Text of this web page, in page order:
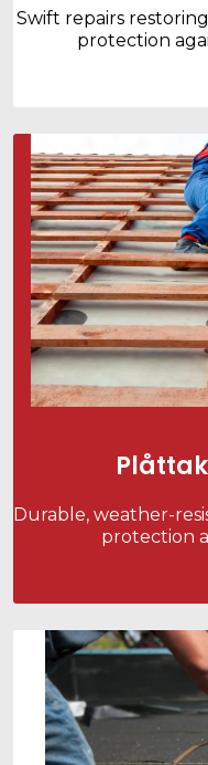
Swift repairs
protection
Durable, weather-
protection